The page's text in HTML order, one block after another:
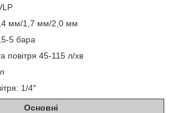
мм/1,7 мм/2,0 мм
5 бара
повітря 45-115 л/хв
1/4″
Основні